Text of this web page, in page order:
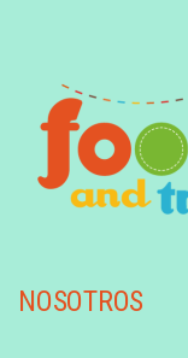
NOSOTROS